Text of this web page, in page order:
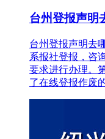
台州登报声明
台州登报声明去
系报社登报，咨
要求进行办理。
了在线登报作废